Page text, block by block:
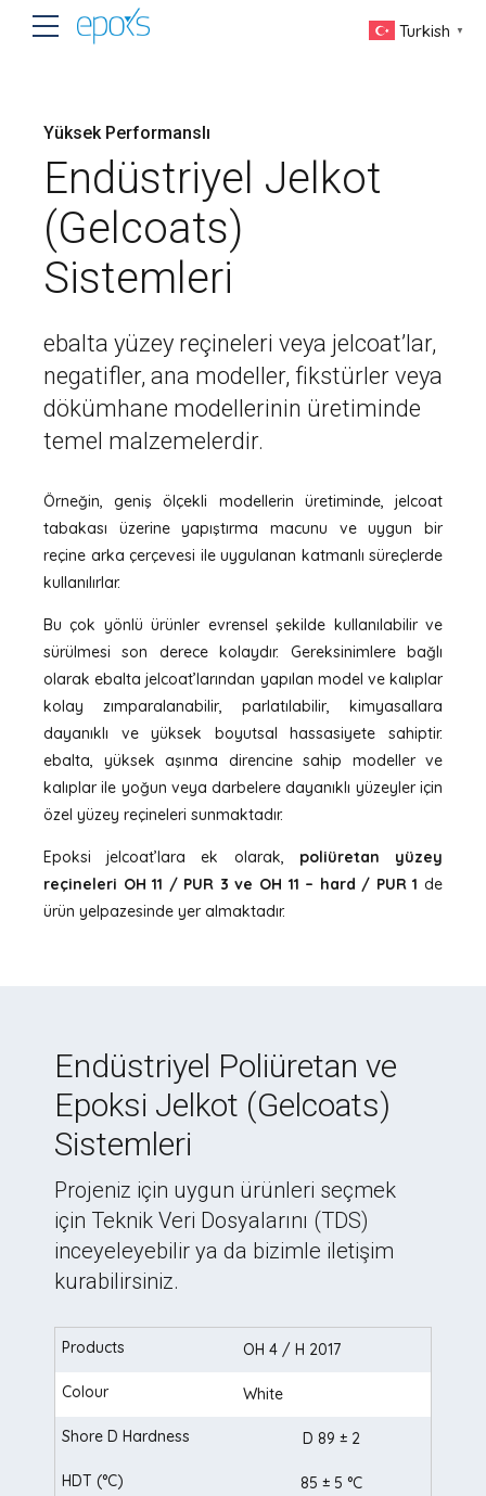
Yüksek Performanslı
Endüstriyel Jelkot
(Gelcoats)
Sistemleri
ebalta yüzey reçineleri veya jelcoat’lar,
negatifler, ana modeller, fikstürler veya
dökümhane modellerinin üretiminde
temel malzemelerdir.
Örneğin, geniş ölçekli modellerin üretiminde, jelcoat
tabakası üzerine yapıştırma macunu ve uygun bir
reçine arka çerçevesi ile uygulanan katmanlı süreçlerde
kullanılırlar.
Bu çok yönlü ürünler evrensel şekilde kullanılabilir ve
sürülmesi son derece kolaydır. Gereksinimlere bağlı
olarak ebalta jelcoat’larından yapılan model ve kalıplar
kolay zımparalanabilir, parlatılabilir, kimyasallara
dayanıklı ve yüksek boyutsal hassasiyete sahiptir.
ebalta, yüksek aşınma direncine sahip modeller ve
kalıplar ile yoğun veya darbelere dayanıklı yüzeyler için
özel yüzey reçineleri sunmaktadır.
Epoksi jelcoat’lara ek olarak, poliüretan yüzey
reçineleri OH 11 / PUR 3 ve OH 11 – hard / PUR 1 de
ürün yelpazesinde yer almaktadır.
Endüstriyel Poliüretan ve
Epoksi Jelkot (Gelcoats)
Sistemleri
Projeniz için uygun ürünleri seçmek
için Teknik Veri Dosyalarını (TDS)
inceyeleyebilir ya da bizimle iletişim
kurabilirsiniz.
OH 4 / H 2017
White
D 89 ± 2
85 ± 5 °C
Turkish ▼